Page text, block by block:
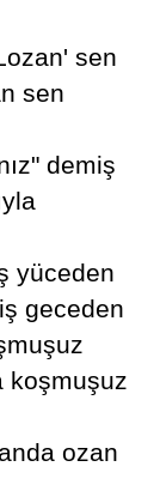
sen
sen
demiş
yüceden
geceden
koşmuşuz
ozan